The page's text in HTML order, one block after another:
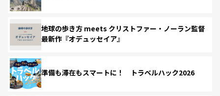
地球の歩き方 meets クリストファー・ノーラン監督
最新作『オデュッセイア』
準備も滞在もスマートに！ トラベルハック2026